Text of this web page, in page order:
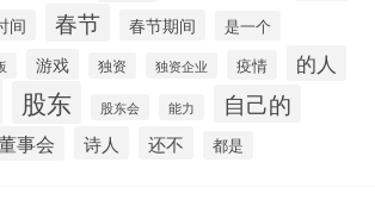
间 春节 春节期间 是一个
游戏 独资 独资企业 疫情 的人
股东 股东会 能力 自己的
事会 诗人 还不 都是